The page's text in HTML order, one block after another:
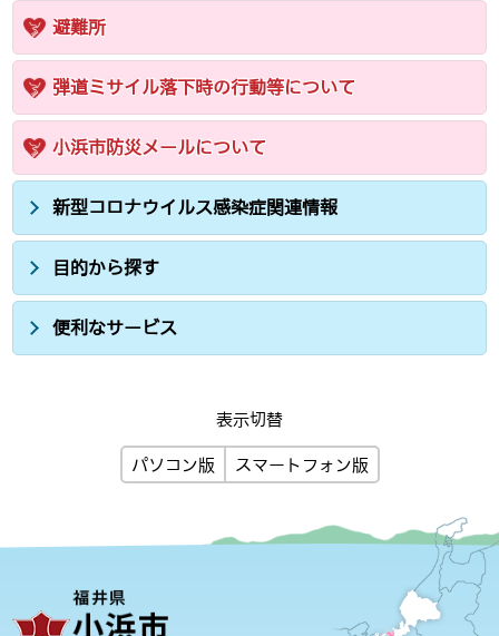
避難所
弾道ミサイル落下時の行動等について
小浜市防災メールについて
新型コロナウイルス感染症関連情報
目的から探す
便利なサービス
表示切替
パソコン版 スマートフォン版